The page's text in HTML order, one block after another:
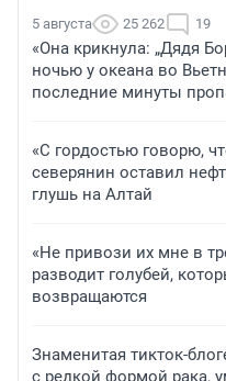
5 августа 25 262 19
«Она крикнула: „Дядя
ночью у океана во
последние минуты
«С гордостью говорю,
северянин оставил
глушь на Алтай
«Не привози их мне в
разводит голубей,
возвращаются
Знаменитая тикток-
с редкой формой рака,